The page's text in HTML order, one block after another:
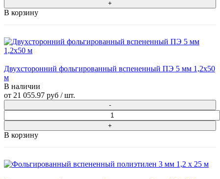
В корзину
Двухсторонний фольгированный вспененный ПЭ 5 мм 1,2x50
м
В наличии
от 21 055.97 руб / шт.
В корзину